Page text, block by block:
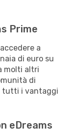
Prime
a
di euro su
molti altri
di
tutti i vantaggi
eDreams